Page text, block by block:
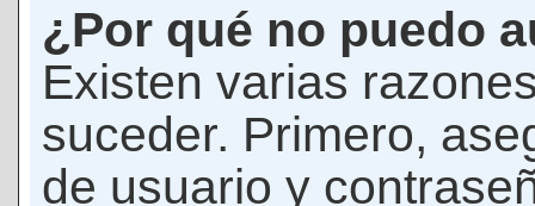
¿Por qué no puedo
Existen varias
suceder. Primero,
de usuario y